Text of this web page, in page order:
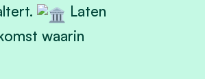
Laten
waarin